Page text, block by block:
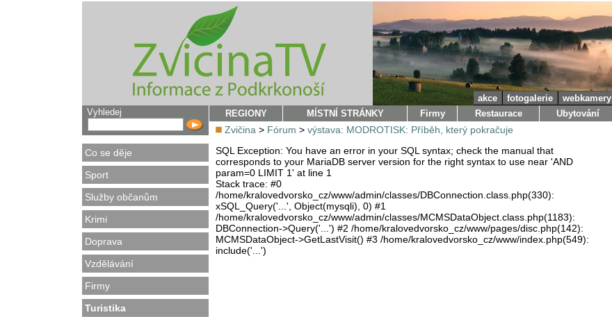
Vyhledej
Co se děje
Sport
Služby občanům
Krimi
Doprava
Vzdělávání
Firmy
Turistika
akce fotogalerie
webkamery
REGIONY
MÍSTNÍ STRÁNKY Firmy Restaurace Ubytování
Zvičina > Fórum > výstava: MODROTISK: Příběh, který pokračuje
SQL Exception: You have an error in your SQL syntax; check the manual that
corresponds to your MariaDB server version for the right syntax to use near 'AND
param=0 LIMIT 1' at line 1
Stack trace: #0
/home/kralovedvorsko_cz/www/admin/classes/DBConnection.class.php(330):
xSQL_Query('...', Object(mysqli), 0) #1
/home/kralovedvorsko_cz/www/admin/classes/MCMSDataObject.class.php(1183):
DBConnection->Query('...') #2 /home/kralovedvorsko_cz/www/pages/disc.php(142):
MCMSDataObject->GetLastVisit() #3 /home/kralovedvorsko_cz/www/index.php(549):
include('...')